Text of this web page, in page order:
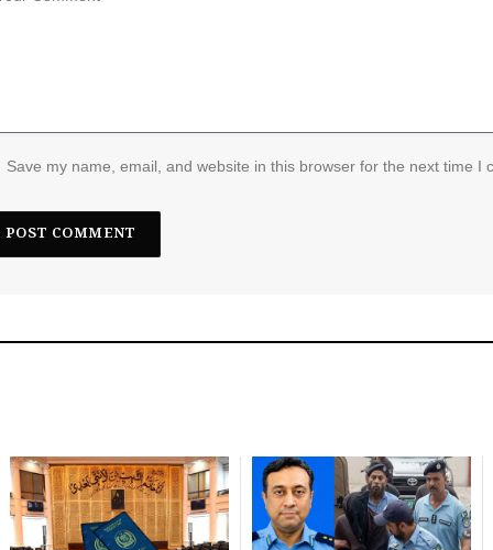
Save my name, email, and website in this browser for the next time I